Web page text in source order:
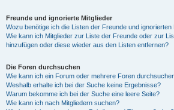
Freunde und ignorierte Mitglieder
Wozu benötige ich die Listen der Freunde und ignorierten
Wie kann ich Mitglieder zur Liste der Freunde oder zur
hinzufügen oder diese wieder aus den Listen entfernen?
Die Foren durchsuchen
Wie kann ich ein Forum oder mehrere Foren
Weshalb erhalte ich bei der Suche keine Ergebnisse?
Warum bekomme ich bei der Suche eine leere Seite?
Wie kann ich nach Mitgliedern suchen?